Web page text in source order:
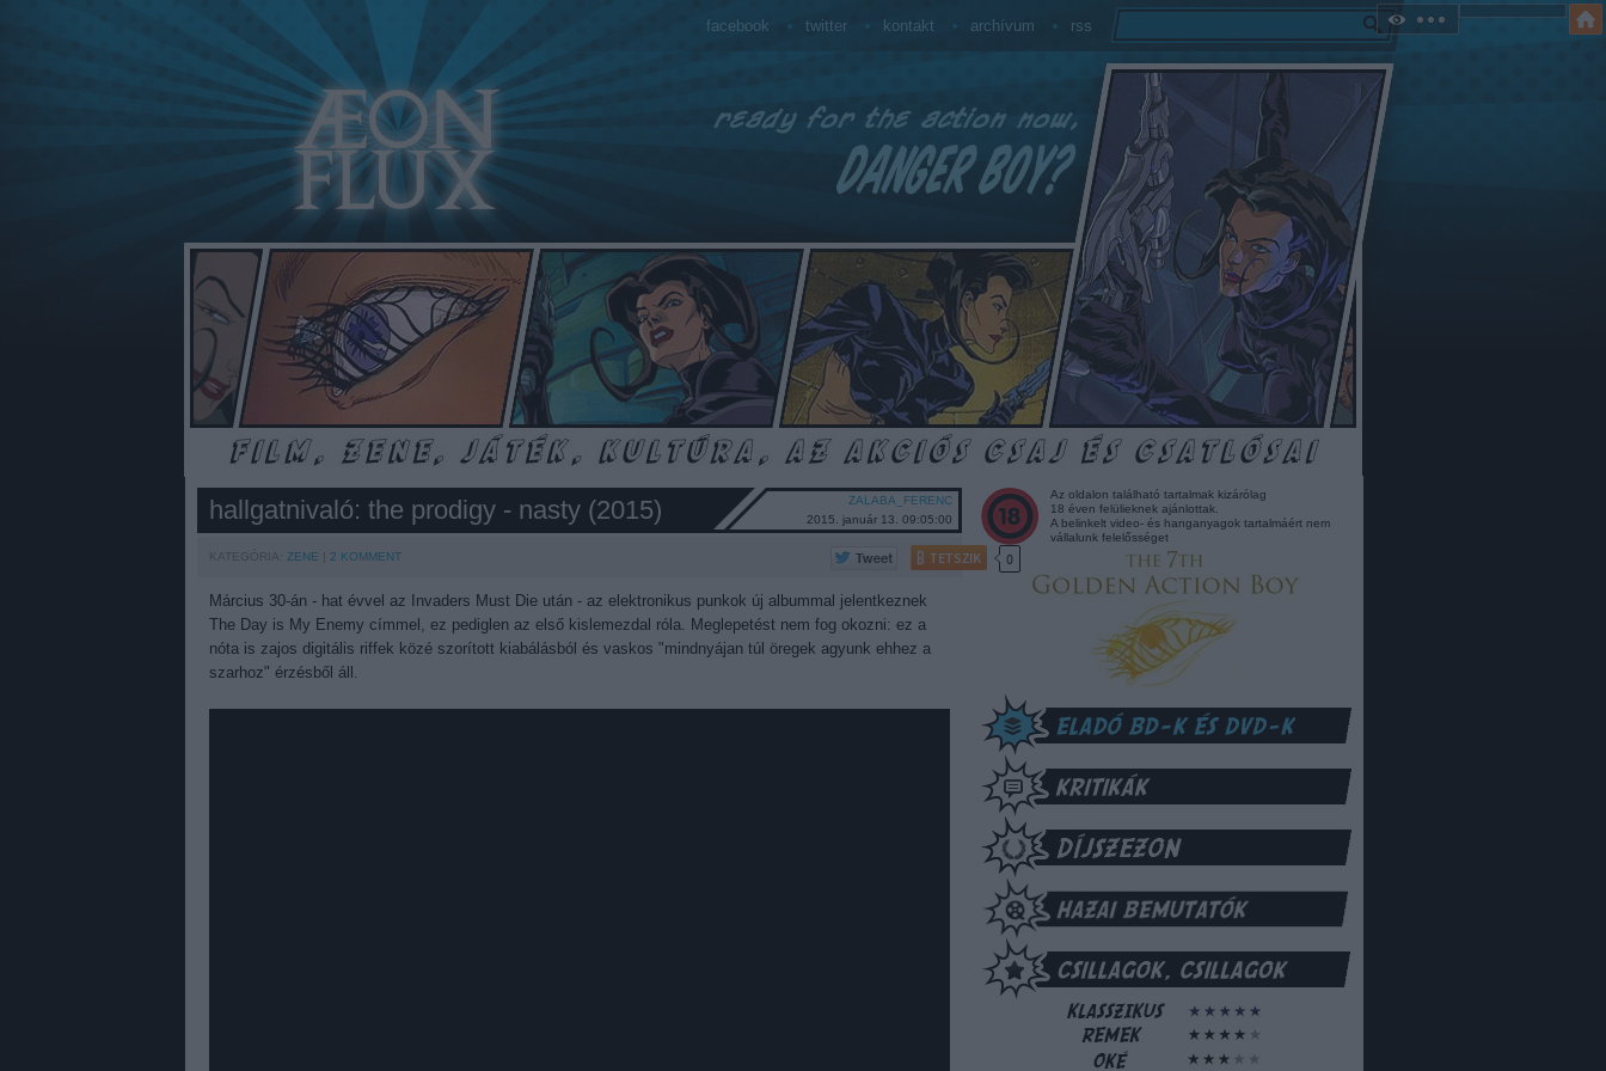
facebook twitter kontakt archívum rss
hallgatnivaló: the prodigy - nasty (2015)
ZALABA_FERENC
2015. január 13. 09:05:00
KATEGÓRIA: ZENE 2 KOMMENT TETSZIK 0
Március 30-án - hat évvel az Invaders Must Die után - az elektronikus punkok új albummal jelentkeznek
The Day is My Enemy címmel, ez pediglen az első kislemezdal róla. Meglepetést nem fog okozni: ez a
nóta is zajos digitális riffek közé szorított kiabálásból és vaskos "mindnyájan túl öregek agyunk ehhez a
szarhoz" érzésből áll.
Az oldalon található tartalmak kizárólag
18 éven felülieknek ajánlottak.
A belinkelt video- és hanganyagok tartalmáért nem
vállalunk felelősséget